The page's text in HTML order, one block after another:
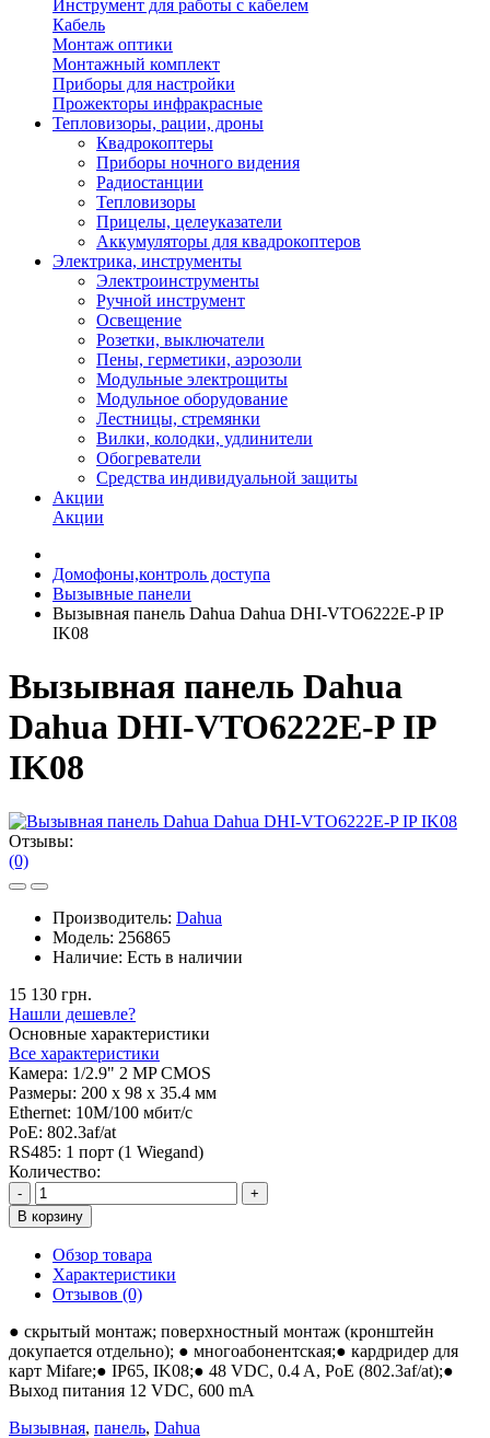
Инструмент для работы с кабелем
Кабель
Монтаж оптики
Монтажный комплект
Приборы для настройки
Прожекторы инфракрасные
Тепловизоры, рации, дроны
Квадрокоптеры
Приборы ночного видения
Радиостанции
Тепловизоры
Прицелы, целеуказатели
Аккумуляторы для квадрокоптеров
Электрика, инструменты
Электроинструменты
Ручной инструмент
Освещение
Розетки, выключатели
Пены, герметики, аэрозоли
Модульные электрощиты
Модульное оборудование
Лестницы, стремянки
Вилки, колодки, удлинители
Обогреватели
Средства индивидуальной защиты
Акции
Акции
Домофоны,контроль доступа
Вызывные панели
Вызывная панель Dahua Dahua DHI-VTO6222E-P IP
IK08
Вызывная панель Dahua
Dahua DHI-VTO6222E-P IP
IK08
Отзывы:
(0)
Производитель: Dahua
Модель: 256865
Наличие: Есть в наличии
15 130 грн.
Нашли дешевле?
Основные характеристики
Все характеристики
Камера: 1/2.9" 2 MP CMOS
Размеры: 200 x 98 x 35.4 мм
Ethernet: 10M/100 мбит/с
PoE: 802.3af/at
RS485: 1 порт (1 Wiegand)
Количество:
-
+
В корзину
Обзор товара
Характеристики
Отзывов (0)
● скрытый монтаж; поверхностный монтаж (кронштейн
докупается отдельно); ● многоабонентская;● кардридер для
карт Mifare;● IP65, IK08;● 48 VDC, 0.4 A, PoE (802.3af/at);●
Выход питания 12 VDC, 600 mA
Вызывная, панель, Dahua